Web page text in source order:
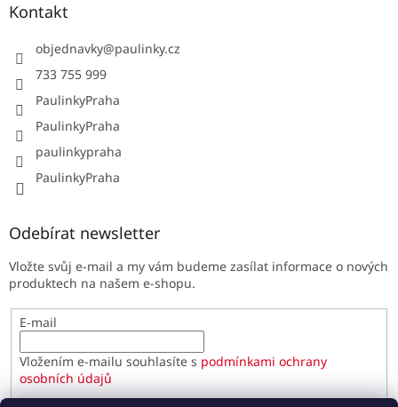
Kontakt
objednavky@paulinky.cz
733 755 999
PaulinkyPraha
PaulinkyPraha
paulinkypraha
PaulinkyPraha
Odebírat newsletter
Vložte svůj e-mail a my vám budeme zasílat informace o nových
produktech na našem e-shopu.
E-mail
Vložením e-mailu souhlasíte s podmínkami ochrany
osobních údajů